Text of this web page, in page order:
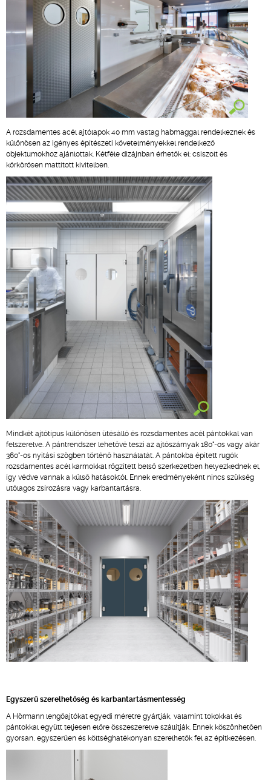
A rozsdamentes acél ajtólapok 40 mm vastag habmaggal rendelkeznek és
különösen az igényes építészeti követelményekkel rendelkező
objektumokhoz ajánlottak. Kétféle dizájnban érhetők el: csiszolt és
körkörösen mattított kivitelben.
Mindkét ajtótípus különösen ütésálló és rozsdamentes acél pántokkal van
felszerelve. A pántrendszer lehetővé teszi az ajtószárnyak 180°-os vagy akár
360°-os nyitási szögben történő használatát. A pántokba épített rugók
rozsdamentes acél karmokkal rögzített belső szerkezetben helyezkednek el,
így védve vannak a külső hatásoktól. Ennek eredményeként nincs szükség
utólagos zsírozásra vagy karbantartásra.
Egyszerű szerelhetőség és karbantartásmentesség
A Hörmann lengőajtókat egyedi méretre gyártják, valamint tokokkal és
pántokkal együtt teljesen előre összeszerelve szállítják. Ennek köszönhetően
gyorsan, egyszerűen és költséghatékonyan szerelhetők fel az építkezésen.